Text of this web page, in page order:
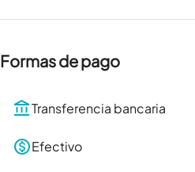
Formas de pago
Transferencia bancaria
Efectivo